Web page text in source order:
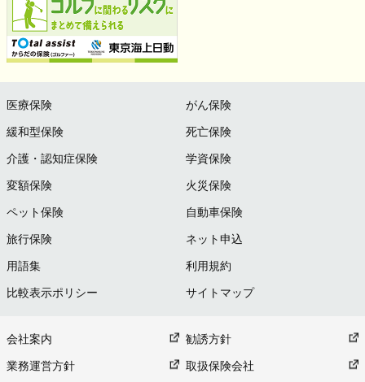
医療保険 がん保険
緩和型保険 死亡保険
介護・認知症保険 学資保険
変額保険 火災保険
ペット保険 自動車保険
旅行保険 ネット申込
用語集 利用規約
比較表示ポリシー サイトマップ
会社案内 勧誘方針
業務運営方針 取扱保険会社